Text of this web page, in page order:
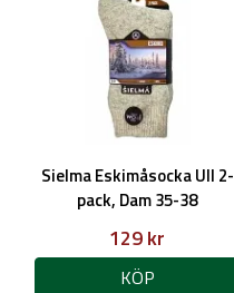
Sielma Eskimåsocka Ull 2-
pack, Dam 35-38
129 kr
KÖP